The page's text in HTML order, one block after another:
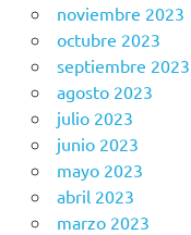
noviembre 2023
octubre 2023
septiembre 2023
agosto 2023
julio 2023
junio 2023
mayo 2023
abril 2023
marzo 2023